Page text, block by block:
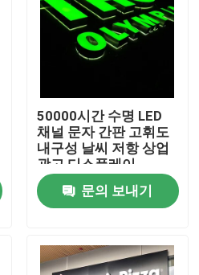
50000시간 수명 LED
채널 문자 간판 고휘도
내구성 날씨 저항 상업
광고 디스플레이
문의 보내기